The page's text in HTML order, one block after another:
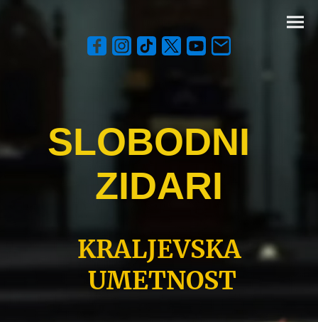
SLOBODNI
ZIDARI
KRALJEVSKA
UMETNOST